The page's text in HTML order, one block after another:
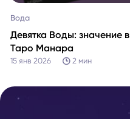
Вода
Девятка Воды: значение в
Таро Манара
15 янв 2026 2 мин